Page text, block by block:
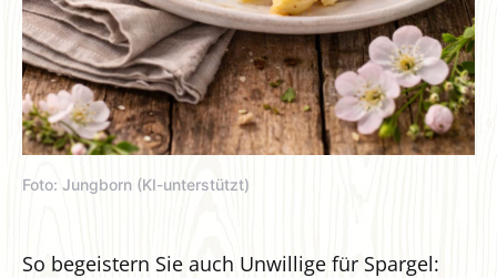
Foto: Jungborn (KI-unterstützt)
So begeistern Sie auch Unwillige für Spargel: